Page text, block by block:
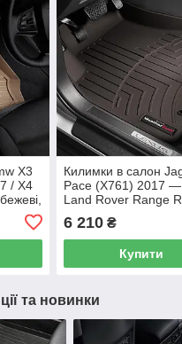
X3
/ X4
Килимки в салон
Pace (X761) 2017
Land Rover Range
Extrud
передній ряд
6 210₴
Купити
та новинки